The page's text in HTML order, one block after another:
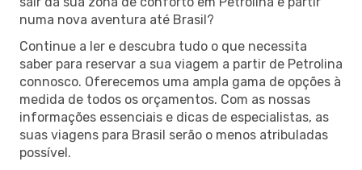
numa nova aventura até Brasil?
Continue a ler e descubra tudo o que necessita
saber para reservar a sua viagem a partir de Petrolina
connosco. Oferecemos uma ampla gama de opções à
medida de todos os orçamentos. Com as nossas
informações essenciais e dicas de especialistas, as
suas viagens para Brasil serão o menos atribuladas
possível.